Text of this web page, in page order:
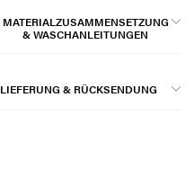
MATERIALZUSAMMENSETZUNG
& WASCHANLEITUNGEN
LIEFERUNG & RÜCKSENDUNG